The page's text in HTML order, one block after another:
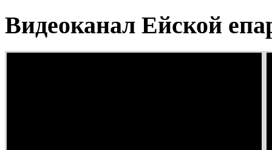
Видеоканал Ейской